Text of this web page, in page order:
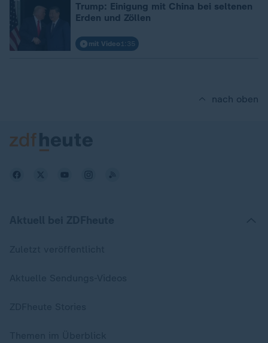
Trump: Einigung mit China bei seltenen
Erden und Zöllen
mit Video 1:35
nach oben